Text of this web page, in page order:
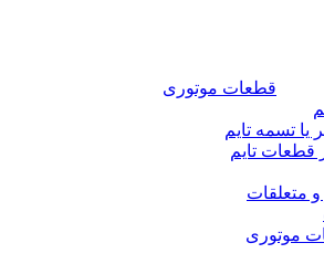
قطعات موتوری
یا تسمه تایم
قطعات تایم
متعلقات
موتوری